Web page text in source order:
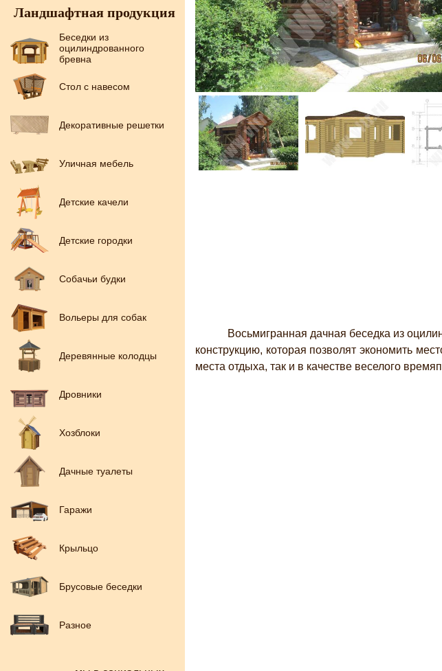
Ландшафтная продукция
Беседки из
оцилиндрованного
бревна
Стол с навесом
Декоративные решетки
Уличная мебель
Детские качели
Детские городки
Собачьи будки
Вольеры для собак
Деревянные колодцы
Дровники
Хозблоки
Дачные туалеты
Гаражи
Крыльцо
Брусовые беседки
Разное
Восьмигранная дачная беседка из
конструкцию, которая позволят экономить
места отдыха, так и в качестве веселого